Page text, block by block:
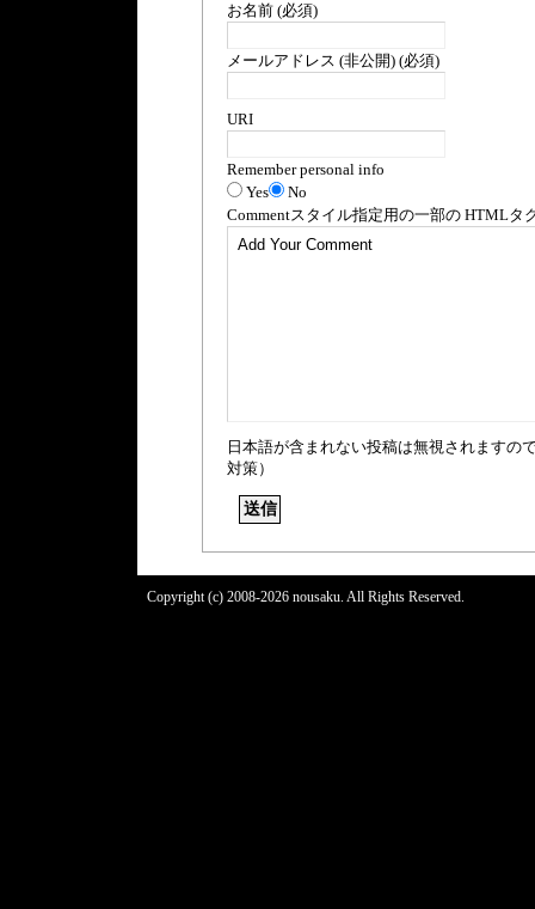
お名前 (必須)
メールアドレス (非公開) (必須)
URI
Remember personal info
Yes
No
Commentスタイル指定用の一部の HTMLタ
日本語が含まれない投稿は無視されますの
対策）
Copyright (c) 2008-2026 nousaku. All Rights Reserved.